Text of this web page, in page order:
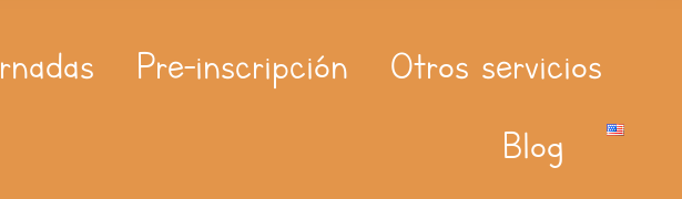
Pre-inscripción
Otros servicios
Blog